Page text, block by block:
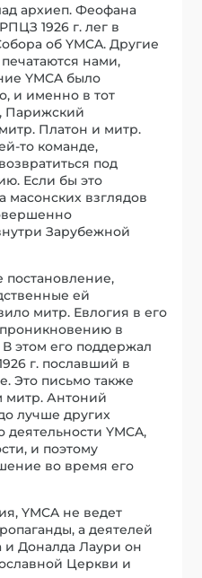
архиеп. Феофана
1926 г. лег в
об YMCA. Другие
нами,
YMCA было
и именно в тот
Парижский
Платон и митр.
то команде,
под
Если бы это
масонских взглядов
Зарубежной
ей
митр. Евлогия в его
в
этом его поддержал
г. пославший в
Это письмо также
митр. Антоний
лучше других
YMCA,
и поэтому
во время его
YMCA не ведет
а деятелей
и Доналда Лаури он
Церкви и